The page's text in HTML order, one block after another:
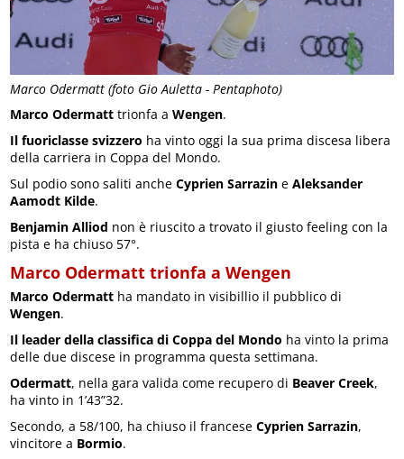
Marco Odermatt (foto Gio Auletta - Pentaphoto)
Marco Odermatt trionfa aWengen.
Il fuoriclasse svizzero ha vinto oggi la sua prima discesa libera
della carriera in Coppa del Mondo.
Sul podio sono saliti ancheCyprien Sarrazin eAleksander
Aamodt Kilde.
Benjamin Alliod non è riuscito a trovato il giusto feeling con la
pista e ha chiuso 57°.
Marco Odermatt trionfa a Wengen
Marco Odermatt ha mandato in visibillio il pubblico di
Wengen.
Il leader della classifica di Coppa del Mondo ha vinto la prima
delle due discese in programma questa settimana.
Odermatt, nella gara valida come recupero di Beaver Creek,
ha vinto in 1’43”32.
Secondo, a 58/100, ha chiuso il franceseCyprien Sarrazin,
vincitore a Bormio.